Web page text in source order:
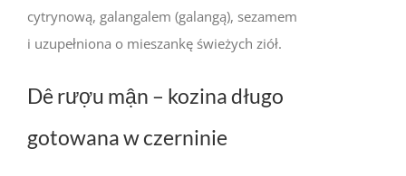
cytrynową, galangalem (galangą), sezamem
i uzupełniona o mieszankę świeżych ziół.
Dê rượu mận – kozina długo
gotowana w czerninie